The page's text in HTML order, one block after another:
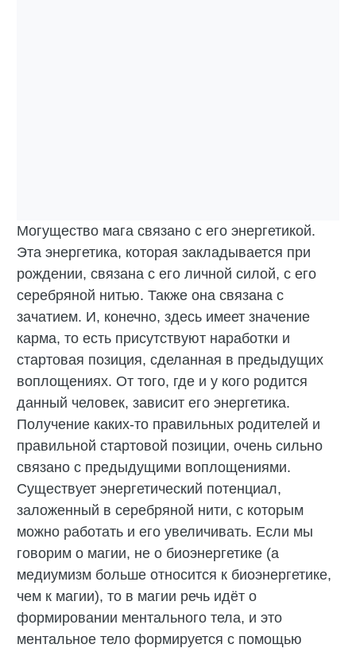
Могущество мага связано с его энергетикой.
Эта энергетика, которая закладывается при
рождении, связана с его личной силой, с его
серебряной нитью. Также она связана с
зачатием. И, конечно, здесь имеет значение
карма, то есть присутствуют наработки и
стартовая позиция, сделанная в предыдущих
воплощениях. От того, где и у кого родится
данный человек, зависит его энергетика.
Получение каких-то правильных родителей и
правильной стартовой позиции, очень сильно
связано с предыдущими воплощениями.
Существует энергетический потенциал,
заложенный в серебряной нити, с которым
можно работать и его увеличивать. Если мы
говорим о магии, не о биоэнергетике (а
медиумизм больше относится к биоэнергетике,
чем к магии), то в магии речь идёт о
формировании ментального тела, и это
ментальное тело формируется с помощью